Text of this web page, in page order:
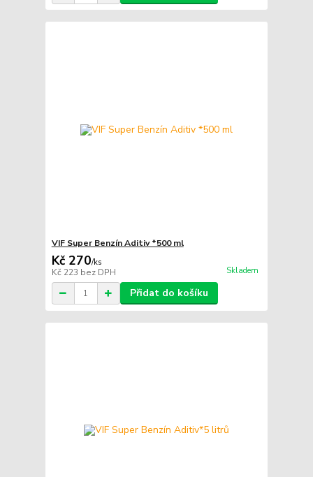
VIF Super Benzín Aditiv *500 ml
Kč 270/ks
Kč 223 bez DPH Skladem
Přidat do košíku